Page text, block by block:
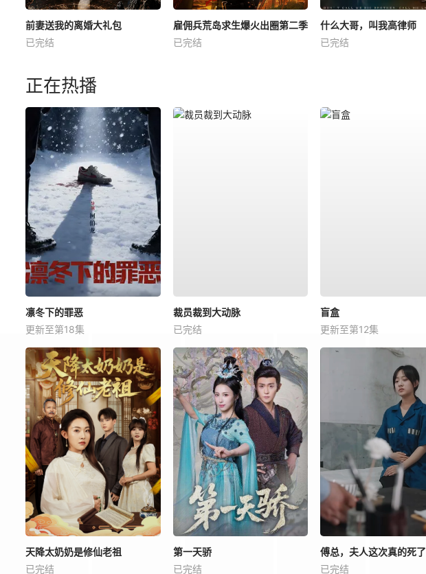
前妻送我的离婚大礼包
已完结
雇佣兵荒岛求生爆火出圈第二季
已完结
什么大哥，叫我高律师
已完结
正在热播
凛冬下的罪恶
更新至第18集
裁员裁到大动脉
已完结
盲盒
更新至第12集
天降太奶奶是修仙老祖
已完结
第一天骄
已完结
傅总，夫人这次真的死了
已完结